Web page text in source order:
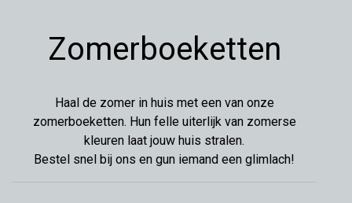
Zomerboeketten
Haal de zomer in huis met een van onze
zomerboeketten. Hun felle uiterlijk van zomerse
kleuren laat jouw huis stralen.
Bestel snel bij ons en gun iemand een glimlach!